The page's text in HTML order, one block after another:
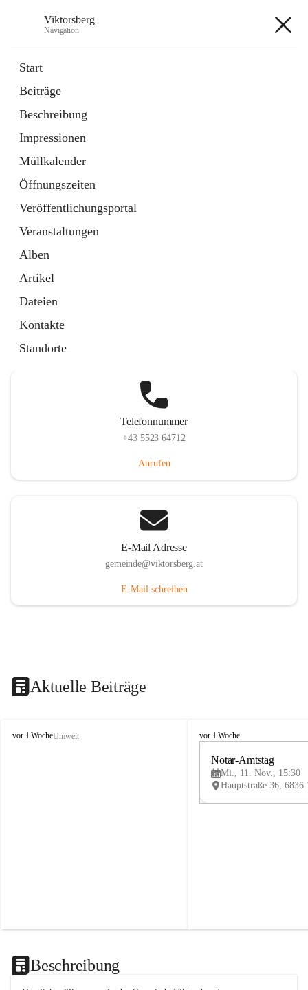
Viktorsberg
Navigation
Start
Beiträge
Beschreibung
Impressionen
Müllkalender
Öffnungszeiten
Veröffentlichungsportal
Veranstaltungen
Alben
Artikel
Dateien
Kontakte
Standorte
1 Schnellzugriff
Bürgerservice
10 Schnellzugriffe
Telefonnummer
+43 5523 64712
Anrufen
E-Mail Adresse
gemeinde@viktorsberg.at
E-Mail schreiben
Aktuelle Beiträge
V
vor 1 WocheUmwelt
V
vor 1 Woche
Notar-Amtstag
Mi., 11. Nov., 15:30
Beschreibung